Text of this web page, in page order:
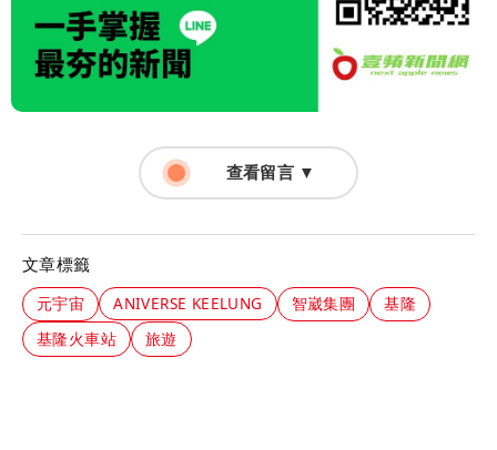
查看留言 ▼
文章標籤
元宇宙 ANIVERSE KEELUNG 智崴集團
基隆
基隆火車站
旅遊